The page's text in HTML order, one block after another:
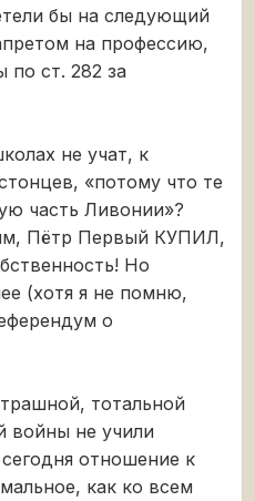
бы на следующий
на профессию,
по ст. 282 за
не учат, к
«потому что те
часть Ливонии»?
Пётр Первый КУПИЛ,
Но
(хотя я не помню,
о
тотальной
войны не учили
отношение к
как ко всем